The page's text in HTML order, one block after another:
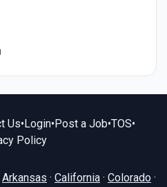
Us•Login•Post a Job•TOS•
Policy
Arkansas · California · Colorado ·